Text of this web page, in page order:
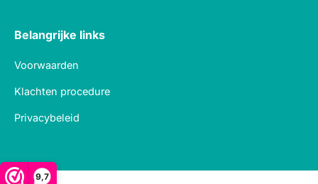
9,7
Belangrijke links
Voorwaarden
Klachten procedure
Privacybeleid